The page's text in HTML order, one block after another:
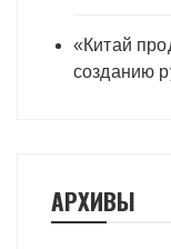
«Китай
созданию
АРХИВЫ